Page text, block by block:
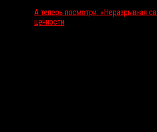
А теперь посмотри: «Неразрывная
ценности